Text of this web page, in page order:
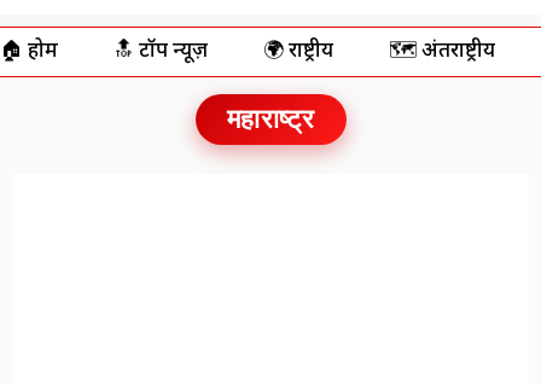
🏠 होम 🔝 टॉप न्यूज़ 🌍 राष्ट्रीय 🗺️ अंतर्राष्ट्रीय
महाराष्ट्र